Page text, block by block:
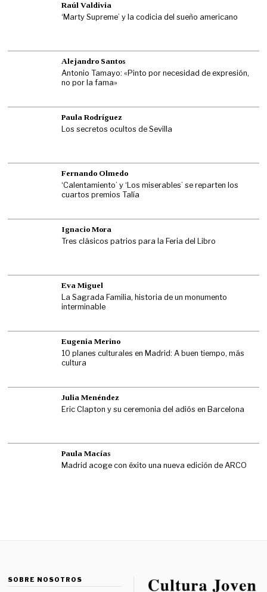
Raúl Valdivia
‘Marty Supreme’ y la codicia del sueño americano
Alejandro Santos
Antonio Tamayo: «Pinto por necesidad de expresión,
no por la fama»
Paula Rodríguez
Los secretos ocultos de Sevilla
Fernando Olmedo
‘Calentamiento’ y ‘Los miserables’ se reparten los
cuartos premios Talía
Ignacio Mora
Tres clásicos patrios para la Feria del Libro
Eva Miguel
La Sagrada Familia, historia de un monumento
interminable
Eugenia Merino
10 planes culturales en Madrid: A buen tiempo, más
cultura
Julia Menéndez
Eric Clapton y su ceremonia del adiós en Barcelona
Paula Macías
Madrid acoge con éxito una nueva edición de ARCO
SOBRE NOSOTROS